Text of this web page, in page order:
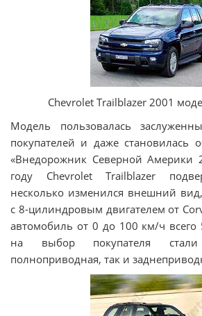
Chevrolet Trailblazer 2001
Модель пользовалась
покупателей и даже становилась
«Внедорожник Северной Америки
году Chevrolet Trailblazer
несколько изменился внешний
с 8-цилиндровым двигателем от
автомобиль от 0 до 100 км/ч всего
на выбор покупателя
полноприводная, так и